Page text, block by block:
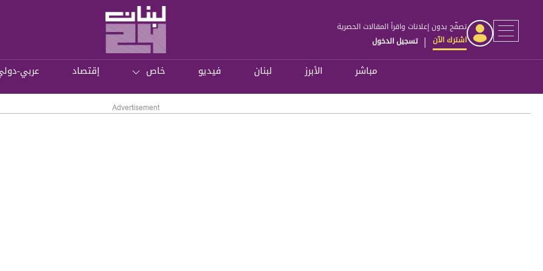
تصفّح بدون إعلانات واقرأ المقالات الحصرية
اشترك الآن | تسجيل الدخول
مباشر الأبرز لبنان فيديو خاص إقتصاد عربي-
Advertisement